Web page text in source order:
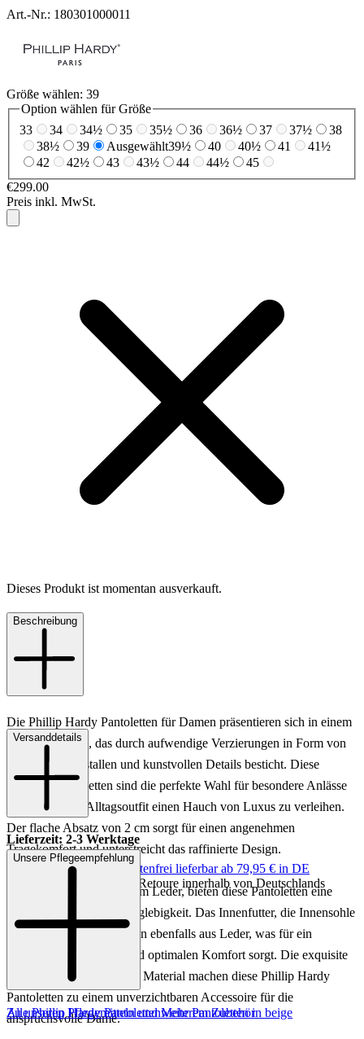
Art.-Nr.: 180301000011
Größe wählen: 39
Option wählen für Größe
33
34 34½ 35 35½ 36 36½ 37 37½
38
38½
39 Ausgewählt39½ 40 40½ 41
41½
42
42½ 43 43½ 44 44½
45
€299.00
Preis inkl. MwSt.
Dieses Produkt ist momentan ausverkauft.
Beschreibung
Die Phillip Hardy Pantoletten für Damen präsentieren sich in einem
eleganten Beige, das durch aufwendige Verzierungen in Form von
funkelnden Kristallen und kunstvollen Details besticht. Diese
stilvollen Pantoletten sind die perfekte Wahl für besondere Anlässe
oder um einem Alltagsoutfit einen Hauch von Luxus zu verleihen.
Der flache Absatz von 2 cm sorgt für einen angenehmen
Tragekomfort und unterstreicht das raffinierte Design.
Gefertigt aus hochwertigem Leder, bieten diese Pantoletten eine
luxuriöse Haptik und Langlebigkeit. Das Innenfutter, die Innensohle
und die Laufsohle bestehen ebenfalls aus Leder, was für ein
angenehmes Fußklima und optimalen Komfort sorgt. Die exquisite
Verarbeitung und das edle Material machen diese Phillip Hardy
Pantoletten zu einem unverzichtbaren Accessoire für die
anspruchsvolle Dame.
Versanddetails
Lieferzeit: 2-3 Werktage
Keine Versandkosten:
kostenfrei lieferbar ab 79,95 € in DE
Einfache und Kostenlose Retoure innerhalb von Deutschlands
Unsere Pflegeempfehlung
Zu unseren Pflegemitteln und weiterem Zubehör
Alle Phillip Hardy PantolettenMehr Pantoletten in beige